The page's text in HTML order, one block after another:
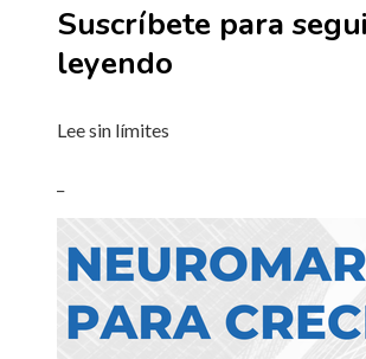
Suscríbete para
leyendo
Lee sin límites